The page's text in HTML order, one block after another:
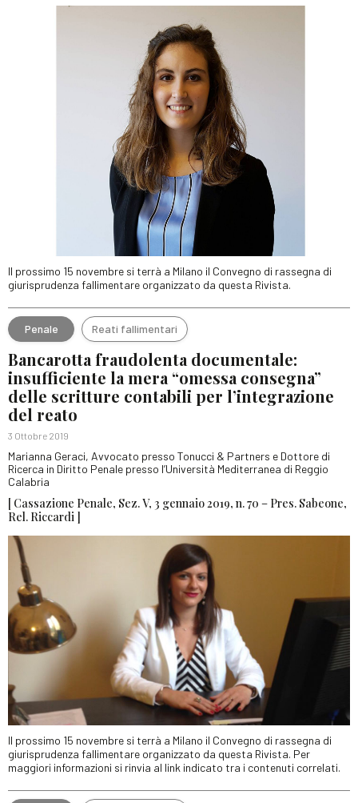
Il prossimo 15 novembre si terrà a Milano il Convegno di rassegna di
giurisprudenza fallimentare organizzato da questa Rivista.
Penale Reati fallimentari
Bancarotta fraudolenta documentale:
insufficiente la mera “omessa consegna”
delle scritture contabili per l’integrazione
del reato
3 Ottobre 2019
Marianna Geraci, Avvocato presso Tonucci & Partners e Dottore di
Ricerca in Diritto Penale presso l’Università Mediterranea di Reggio
Calabria
[ Cassazione Penale, Sez. V, 3 gennaio 2019, n. 70 – Pres. Sabeone,
Rel. Riccardi ]
Il prossimo 15 novembre si terrà a Milano il Convegno di rassegna di
giurisprudenza fallimentare organizzato da questa Rivista. Per
maggiori informazioni si rinvia al link indicato tra i contenuti correlati.